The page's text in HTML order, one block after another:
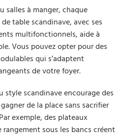
salles à manger, chaque
table scandinave, avec ses
multifonctionnels, aide à
Vous pouvez opter pour des
qui s’adaptent
de votre foyer.
style scandinave encourage des
de la place sans sacrifier
exemple, des plateaux
rangement sous les bancs créent